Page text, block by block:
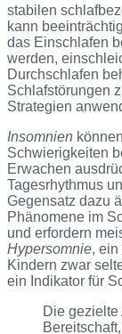
stabilen
kann
das Einschlafen
werden,
Durchschlafen
Schlafstörungen
Strategien
Insomnien
Schwierigkeiten
Erwachen
Tagesrhythmus
Gegensatz dazu
Phänomene im
und erfordern
Hypersomnie,
Kindern zwar
ein Indikator für
Die